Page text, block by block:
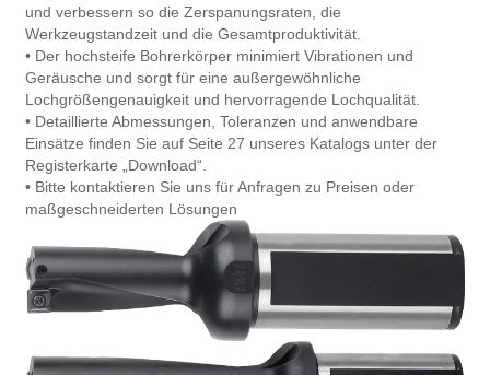
und verbessern so die Zerspanungsraten, die
Werkzeugstandzeit und die Gesamtproduktivität.
• Der hochsteife Bohrerkörper minimiert Vibrationen und
Geräusche und sorgt für eine außergewöhnliche
Lochgrößengenauigkeit und hervorragende Lochqualität.
• Detaillierte Abmessungen, Toleranzen und anwendbare
Einsätze finden Sie auf Seite 27 unseres Katalogs unter der
Registerkarte „Download“.
• Bitte kontaktieren Sie uns für Anfragen zu Preisen oder
maßgeschneiderten Lösungen